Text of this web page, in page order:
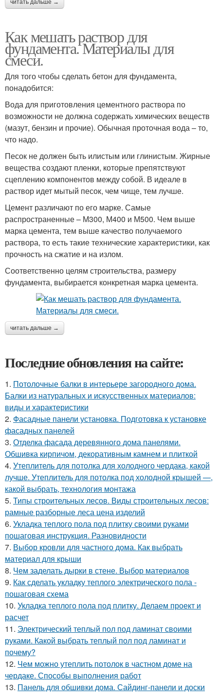
читать дальше →
Как мешать раствор для
фундамента. Материалы для
смеси.
Для того чтобы сделать бетон для фундамента,
понадобится:
Вода для приготовления цементного раствора по
возможности не должна содержать химических веществ
(мазут, бензин и прочие). Обычная проточная вода – то,
что надо.
Песок не должен быть илистым или глинистым. Жирные
вещества создают пленки, которые препятствуют
сцеплению компонентов между собой. В идеале в
раствор идет мытый песок, чем чище, тем лучше.
Цемент различают по его марке. Самые
распространенные – М300, М400 и М500. Чем выше
марка цемента, тем выше качество получаемого
раствора, то есть такие технические характеристики, как
прочность на сжатие и на излом.
Соответственно целям строительства, размеру
фундамента, выбирается конкретная марка цемента.
читать дальше →
Последние обновления на сайте:
1. Потолочные балки в интерьере загородного дома.
Балки из натуральных и искусственных материалов:
виды и характеристики
2. Фасадные панели установка. Подготовка к установке
фасадных панелей
3. Отделка фасада деревянного дома панелями.
Обшивка кирпичом, декоративным камнем и плиткой
4. Утеплитель для потолка для холодного чердака, какой
лучше. Утеплитель для потолка под холодной крышей —,
какой выбрать, технология монтажа
5. Типы строительных лесов. Виды строительных лесов:
рамные разборные леса цена изделий
6. Укладка теплого пола под плитку своими руками
пошаговая инструкция. Разновидности
7. Выбор кровли для частного дома. Как выбрать
материал для крыши
8. Чем заделать дырки в стене. Выбор материалов
9. Как сделать укладку теплого электрического пола -
пошаговая схема
10. Укладка теплого пола под плитку. Делаем проект и
расчет
11. Электрический теплый пол под ламинат своими
руками. Какой выбрать теплый пол под ламинат и
почему?
12. Чем можно утеплить потолок в частном доме на
чердаке. Способы выполнения работ
13. Панель для обшивки дома. Сайдинг-панели и доски